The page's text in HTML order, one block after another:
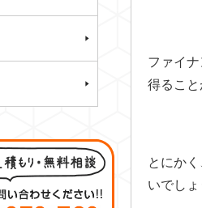
ファイ
得るこ
とにか
いでし